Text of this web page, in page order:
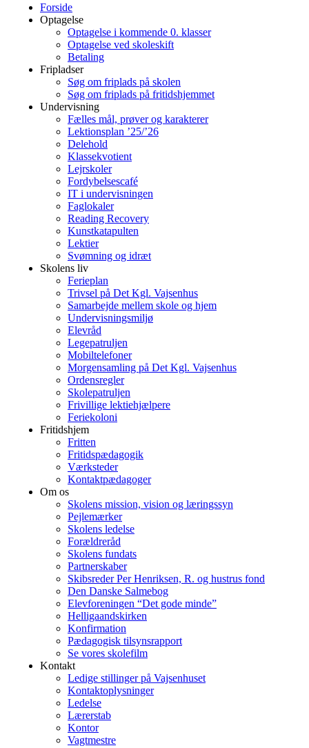
Forside
Optagelse
Optagelse i kommende 0. klasser
Optagelse ved skoleskift
Betaling
Fripladser
Søg om friplads på skolen
Søg om friplads på fritidshjemmet
Undervisning
Fælles mål, prøver og karakterer
Lektionsplan ’25/’26
Delehold
Klassekvotient
Lejrskoler
Fordybelsescafé
IT i undervisningen
Faglokaler
Reading Recovery
Kunstkatapulten
Lektier
Svømning og idræt
Skolens liv
Ferieplan
Trivsel på Det Kgl. Vajsenhus
Samarbejde mellem skole og hjem
Undervisningsmiljø
Elevråd
Legepatruljen
Mobiltelefoner
Morgensamling på Det Kgl. Vajsenhus
Ordensregler
Skolepatruljen
Frivillige lektiehjælpere
Feriekoloni
Fritidshjem
Fritten
Fritidspædagogik
Værksteder
Kontaktpædagoger
Om os
Skolens mission, vision og læringssyn
Pejlemærker
Skolens ledelse
Forældreråd
Skolens fundats
Partnerskaber
Skibsreder Per Henriksen, R. og hustrus fond
Den Danske Salmebog
Elevforeningen “Det gode minde”
Helligaandskirken
Konfirmation
Pædagogisk tilsynsrapport
Se vores skolefilm
Kontakt
Ledige stillinger på Vajsenhuset
Kontaktoplysninger
Ledelse
Lærerstab
Kontor
Vagtmestre